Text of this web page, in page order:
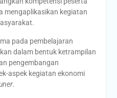
mengaplikasikan kegiatan
pada pembelajaran
dalam bentuk ketrampilan
pengembangan
aspek kegiatan ekonomi
.